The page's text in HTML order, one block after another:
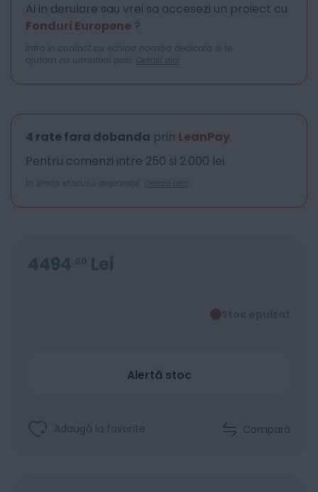
Ai in derulare sau vrei sa accesezi un proiect cu
Fonduri Europene ?
Intra in contact cu echipa noastra dedicata si te
ajutam cu urmatorii pasi. Detalii aici
4 rate fara dobanda prin LeanPay.
Pentru comenzi intre 250 si 2.000 lei.
In limita stocului disponibil. Detalii aici
4494 00 Lei
Alertă stoc
Adaugă la favorite Compară